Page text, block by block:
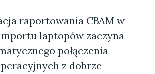
raportowania CBAM w
laptopów zaczyna
połączenia
z dobrze